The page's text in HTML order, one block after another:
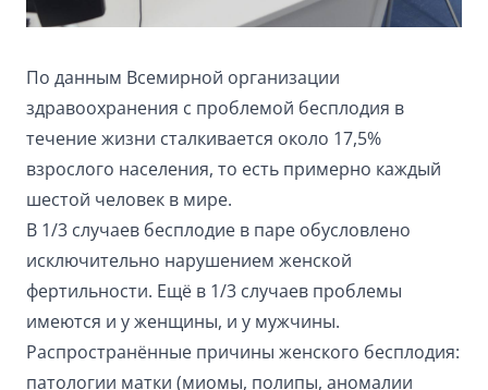
По данным Всемирной организации
здравоохранения с проблемой бесплодия в
течение жизни сталкивается около 17,5%
взрослого населения, то есть примерно каждый
шестой человек в мире.
В 1/3 случаев бесплодие в паре обусловлено
исключительно нарушением женской
фертильности. Ещё в 1/3 случаев проблемы
имеются и у женщины, и у мужчины.
Распространённые причины женского бесплодия:
патологии матки (миомы, полипы, аномалии